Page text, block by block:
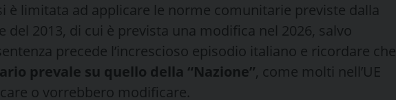
è limitata ad applicare le norme comunitarie previste dalla
del 2013, di cui è prevista una modifica nel 2026, salvo
precede l’increscioso episodio italiano e ricordare che
prevale su quello della “Nazione”, come molti nell’UE
o vorrebbero modificare.